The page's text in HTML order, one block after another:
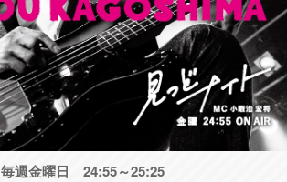
毎週金曜日 24:55～25:25